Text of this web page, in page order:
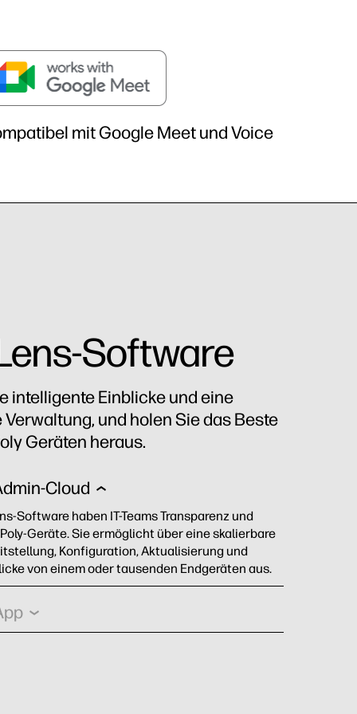
mit Google Meet und Voice
Software
intelligente Einblicke und eine
und holen Sie das Beste
Geräten heraus.
Cloud
Software haben IT-Teams Transparenz und
Geräte. Sie ermöglicht über eine skalierbare
Konfiguration, Aktualisierung und
von einem oder tausenden Endgeräten aus.